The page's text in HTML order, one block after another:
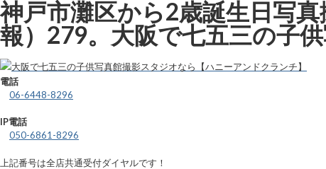
神戸市灘区から2歳誕生日写
報）279。大阪で七五三の子
電話
06-6448-8296
IP電話
050-6861-8296
上記番号は全店共通受付ダイヤルです！